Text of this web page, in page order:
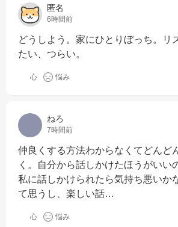
匿名
6時間前
どうしよう。家にひとりぼっち。リ
たい、つらい。
心 悩み
ねろ
7時間前
仲良くする方法わからなくてどんど
く。自分から話しかけたほうがいい
私に話しかけられたら気持ち悪いか
て思うし、楽しい話…
心 悩み